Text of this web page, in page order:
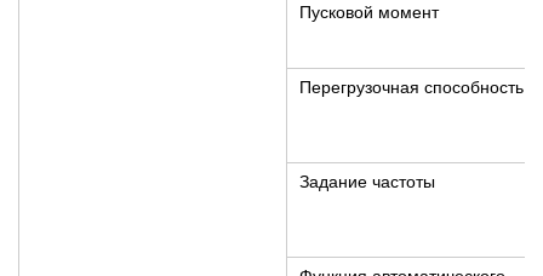
Пусковой момент
Перегрузочная способность
Задание частоты